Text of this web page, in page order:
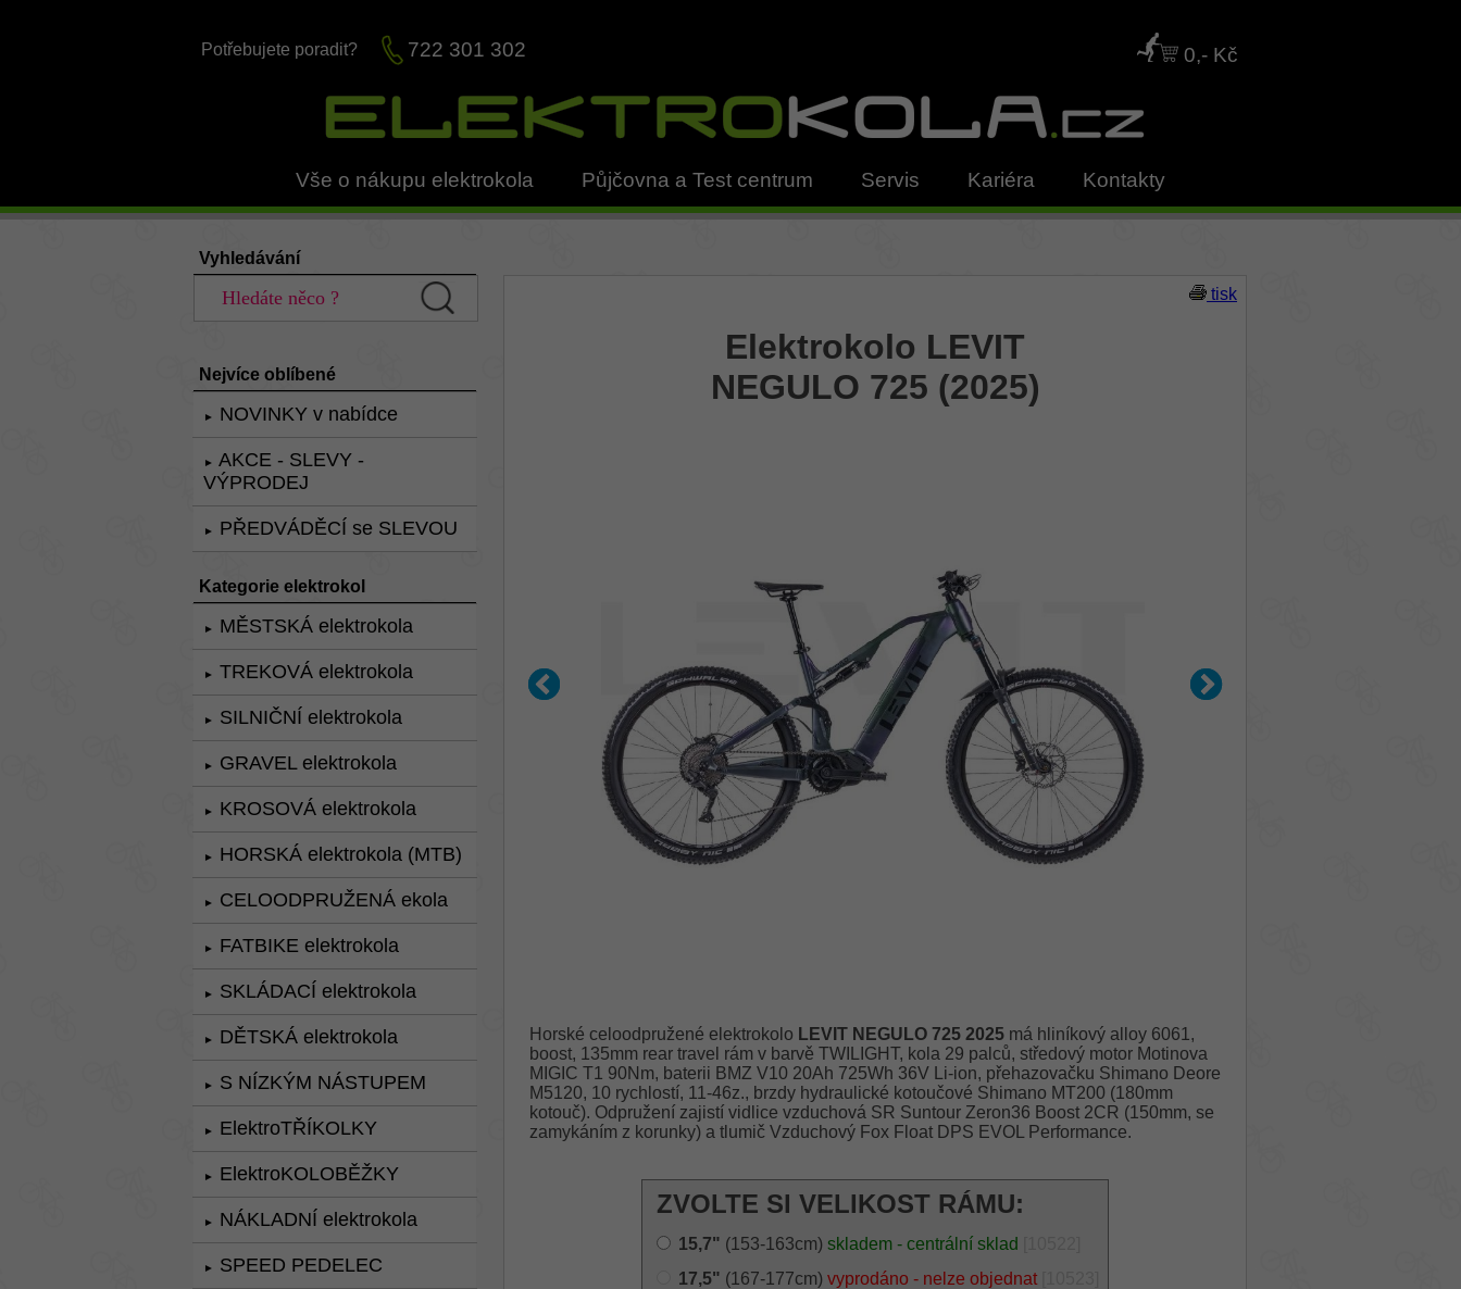
Potřebujete poradit? 722 301 302 0,- Kč
Vše o nákupu elektrokola Půjčovna a Test centrum Servis Kariéra Kontakty
Vyhledávání
Nejvíce oblíbené
► NOVINKY v nabídce
►
AKCE - SLEVY -
VÝPRODEJ
► PŘEDVÁDĚCÍ se SLEVOU
Kategorie elektrokol
► MĚSTSKÁ elektrokola
► TREKOVÁ elektrokola
► SILNIČNÍ elektrokola
► GRAVEL elektrokola
► KROSOVÁ elektrokola
► HORSKÁ elektrokola (MTB)
► CELOODPRUŽENÁ ekola
► FATBIKE elektrokola
► SKLÁDACÍ elektrokola
► DĚTSKÁ elektrokola
► S NÍZKÝM NÁSTUPEM
► ElektroTŘÍKOLKY
► ElektroKOLOBĚŽKY
► NÁKLADNÍ elektrokola
► SPEED PEDELEC
tisk
Elektrokolo LEVIT
NEGULO 725 (2025)
Horské celoodpružené elektrokolo LEVIT NEGULO 725 2025má hliníkový alloy 6061,
boost, 135mm rear travel rám v barvě TWILIGHT, kola 29 palců, středový motor Motinova
MIGIC T1 90Nm, baterii BMZ V10 20Ah 725Wh 36V Li-ion, přehazovačku Shimano Deore
M5120, 10 rychlostí, 11-46z., brzdy hydraulické kotoučové Shimano MT200 (180mm
kotouč). Odpružení zajistí vidlice vzduchová SR Suntour Zeron36 Boost 2CR (150mm, se
zamykáním z korunky) a tlumič Vzduchový Fox Float DPS EVOL Performance.
ZVOLTE SI VELIKOST RÁMU:
15,7" (153-163cm) skladem - centrální sklad
17,5" (167-177cm) vyprodáno - nelze objednat